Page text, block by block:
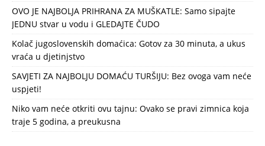
OVO JE NAJBOLJA PRIHRANA ZA MUŠKATLE: Samo sipajte
JEDNU stvar u vodu i GLEDAJTE ČUDO
Kolač jugoslovenskih domaćica: Gotov za 30 minuta, a ukus
vraća u djetinjstvo
SAVJETI ZA NAJBOLJU DOMAĆU TURŠIJU: Bez ovoga vam neće
uspjeti!
Niko vam neće otkriti ovu tajnu: Ovako se pravi zimnica koja
traje 5 godina, a preukusna